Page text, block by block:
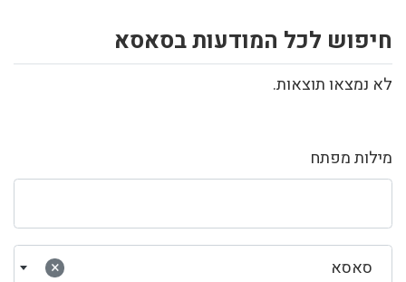
מילות מפתח
× סאסא
חיפוש לכל המודעות בסאסא
לא נמצאו תוצאות.